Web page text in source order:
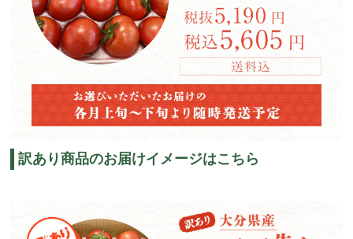
訳あり商品のお届けイメージはこちら